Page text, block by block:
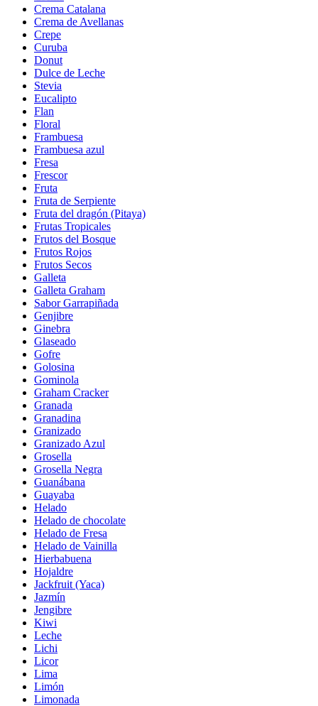
Crema Catalana
Crema de Avellanas
Crepe
Curuba
Donut
Dulce de Leche
Stevia
Eucalipto
Flan
Floral
Frambuesa
Frambuesa azul
Fresa
Frescor
Fruta
Fruta de Serpiente
Fruta del dragón (Pitaya)
Frutas Tropicales
Frutos del Bosque
Frutos Rojos
Frutos Secos
Galleta
Galleta Graham
Sabor Garrapiñada
Genjibre
Ginebra
Glaseado
Gofre
Golosina
Gominola
Graham Cracker
Granada
Granadina
Granizado
Granizado Azul
Grosella
Grosella Negra
Guanábana
Guayaba
Helado
Helado de chocolate
Helado de Fresa
Helado de Vainilla
Hierbabuena
Hojaldre
Jackfruit (Yaca)
Jazmín
Jengibre
Kiwi
Leche
Lichi
Licor
Lima
Limón
Limonada